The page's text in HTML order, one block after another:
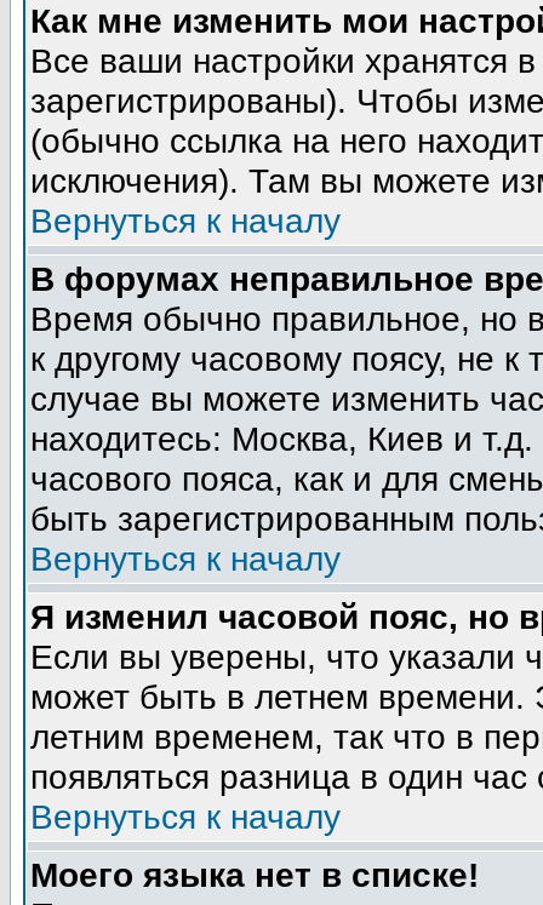
Как мне изменить мои
Все ваши настройки хранятся
зарегистрированы). Чтобы
(обычно ссылка на него
исключения). Там вы можете
Вернуться к началу
В форумах неправильное
Время обычно правильное, но
к другому часовому поясу, не
случае вы можете изменить
находитесь: Москва, Киев и
часового пояса, как и для
быть зарегистрированным
Вернуться к началу
Я изменил часовой пояс, но
Если вы уверены, что указали
может быть в летнем времени.
летним временем, так что в
появляться разница в один
Вернуться к началу
Моего языка нет в списке!